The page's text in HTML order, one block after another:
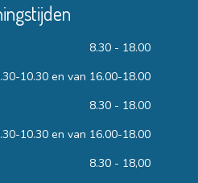
8.30 - 18.00
10.30 en van 16.00-18.00
8.30 - 18.00
10.30 en van 16.00-18.00
8.30 - 18,00